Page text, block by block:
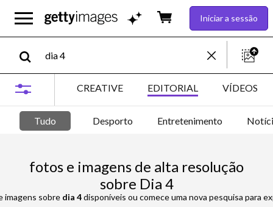
Iniciar a sessão
CREATIVE EDITORIAL VÍDEOS
Tudo Desporto Entretenimento
fotos e imagens de alta resolução
sobre Dia 4
imagens sobre dia 4disponíveis ou comece uma nova pesquisa para